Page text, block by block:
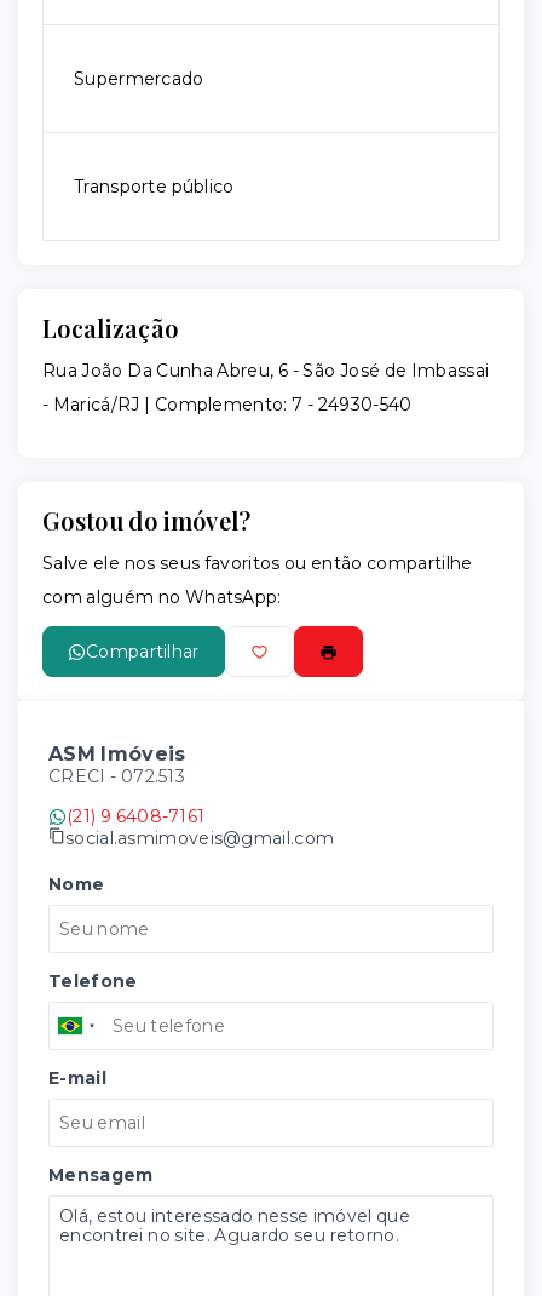
Supermercado
Transporte público
Localização
Rua João Da Cunha Abreu, 6 - São José de Imbassai
- Maricá/RJ | Complemento: 7 - 24930-540
Gostou do imóvel?
Salve ele nos seus favoritos ou então compartilhe
com alguém no WhatsApp:
Compartilhar
ASM Imóveis
CRECI - 072.513
(21) 9 6408-7161
social.asmimoveis@gmail.com
Nome
Telefone
E-mail
Mensagem